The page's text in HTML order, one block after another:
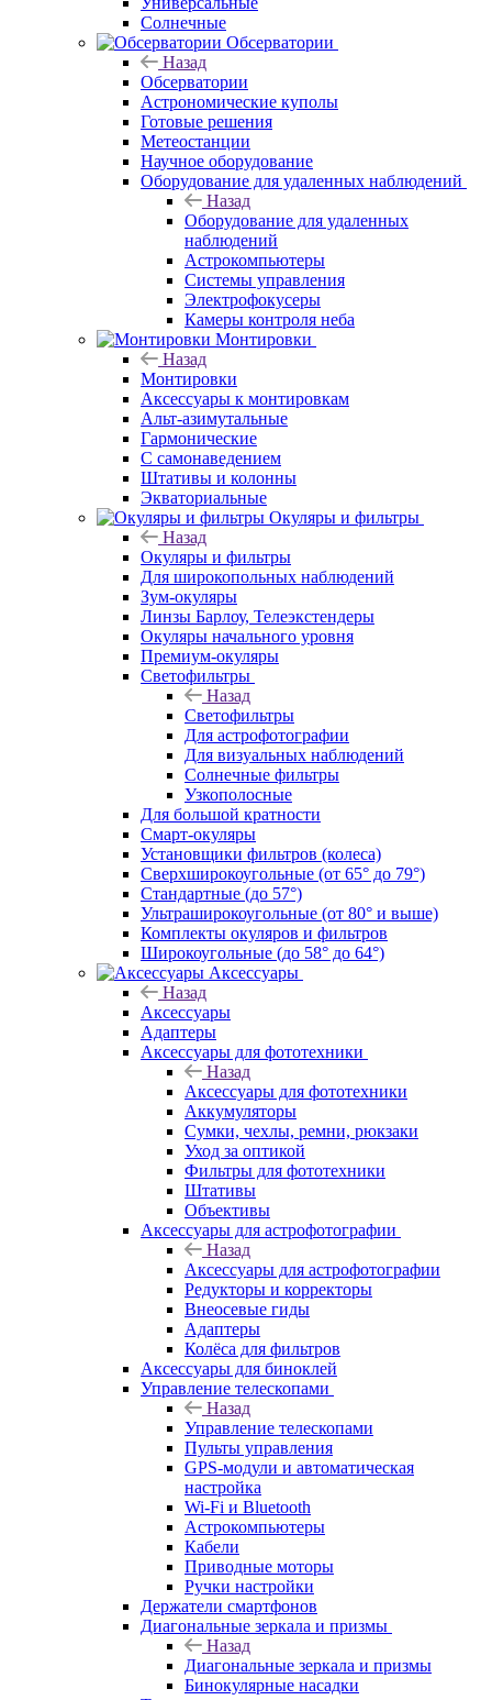
Солнечные
Обсерватории
Назад
Обсерватории
Астрономические куполы
Готовые решения
Метеостанции
Научное оборудование
Оборудование для удаленных наблюдений
Назад
Оборудование для удаленных
наблюдений
Астрокомпьютеры
Системы управления
Электрофокусеры
Камеры контроля неба
Монтировки
Назад
Монтировки
Аксессуары к монтировкам
Альт-азимутальные
Гармонические
С самонаведением
Штативы и колонны
Экваториальные
Окуляры и фильтры
Назад
Окуляры и фильтры
Для широкопольных наблюдений
Зум-окуляры
Линзы Барлоу, Телеэкстендеры
Окуляры начального уровня
Премиум-окуляры
Светофильтры
Назад
Светофильтры
Для астрофотографии
Для визуальных наблюдений
Солнечные фильтры
Узкополосные
Для большой кратности
Смарт-окуляры
Установщики фильтров (колеса)
Сверхширокоугольные (от 65° до 79°)
Стандартные (до 57°)
Ультраширокоугольные (от 80° и выше)
Комплекты окуляров и фильтров
Широкоугольные (до 58° до 64°)
Аксессуары
Назад
Аксессуары
Адаптеры
Аксессуары для фототехники
Назад
Аксессуары для фототехники
Аккумуляторы
Сумки, чехлы, ремни, рюкзаки
Уход за оптикой
Фильтры для фототехники
Штативы
Объективы
Аксессуары для астрофотографии
Назад
Аксессуары для астрофотографии
Редукторы и корректоры
Внеосевые гиды
Адаптеры
Колёса для фильтров
Аксессуары для биноклей
Управление телескопами
Назад
Управление телескопами
Пульты управления
GPS-модули и автоматическая
настройка
Wi-Fi и Bluetooth
Астрокомпьютеры
Кабели
Приводные моторы
Ручки настройки
Держатели смартфонов
Диагональные зеркала и призмы
Назад
Диагональные зеркала и призмы
Бинокулярные насадки